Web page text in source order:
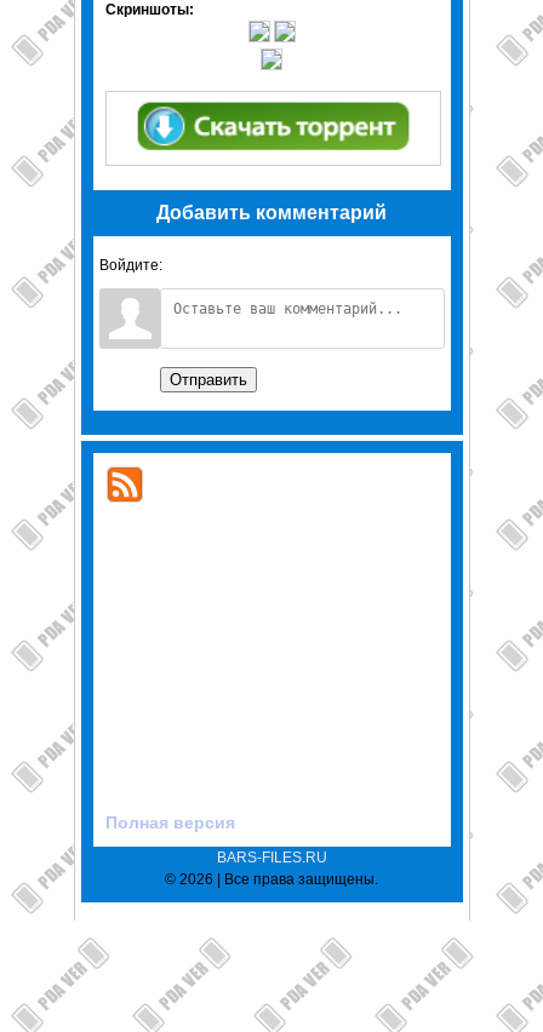
Скриншоты:
Добавить комментарий
Войдите:
Отправить
Полная версия
BARS-FILES.RU
© 2026 | Все права защищены.